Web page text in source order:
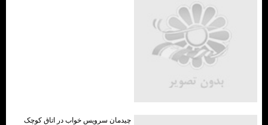
چیدمان سرویس خواب در اتاق کوچک